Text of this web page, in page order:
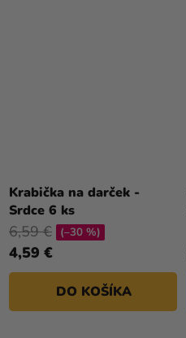
Krabička na darček -
Srdce 6 ks
4,59 €
6,59 € (–30 %)
DO KOŠÍKA